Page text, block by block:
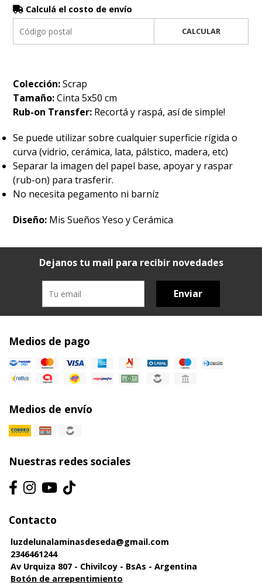
Calculá el costo de envío
CALCULAR
Colección:Scrap
Tamaño:Cinta 5x50 cm
Rub-on Transfer: Recortá y raspá, así de simple!
Se puede utilizar sobre cualquier superficie rígida o
curva (vidrio, cerámica, lata, pálstico, madera, etc)
Separar la imagen del papel base, apoyar y raspar
(rub-on) para trasferir.
No necesita pegamento ni barníz
Diseño: Mis Sueños Yeso y Cerámica
Dejanos tu mail para recibir novedades
Enviar
Medios de pago
Medios de envío
Nuestras redes sociales
Contacto
luzdelunalaminasdeseda@gmail.com
2346461244
Av Urquiza 807 - Chivilcoy - BsAs - Argentina
Botón de arrepentimiento